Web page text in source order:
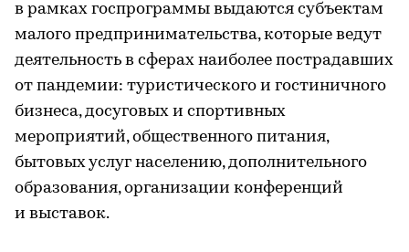
в рамках госпрограммы выдаются субъектам
малого предпринимательства, которые ведут
деятельность в сферах наиболее пострадавших
от пандемии: туристического и гостиничного
бизнеса, досуговых и спортивных
мероприятий, общественного питания,
бытовых услуг населению, дополнительного
образования, организации конференций
и выставок.